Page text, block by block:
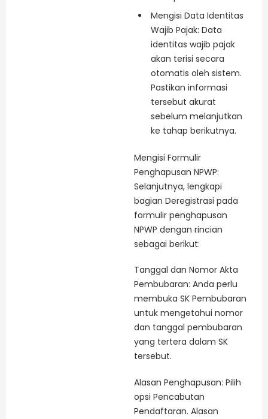
Mengisi Data Identitas
Wajib Pajak: Data
identitas wajib pajak
akan terisi secara
otomatis oleh sistem.
Pastikan informasi
tersebut akurat
sebelum melanjutkan
ke tahap berikutnya.
Mengisi Formulir
Penghapusan NPWP:
Selanjutnya, lengkapi
bagian Deregistrasi pada
formulir penghapusan
NPWP dengan rincian
sebagai berikut:
Tanggal dan Nomor Akta
Pembubaran: Anda perlu
membuka SK Pembubaran
untuk mengetahui nomor
dan tanggal pembubaran
yang tertera dalam SK
tersebut.
Alasan Penghapusan: Pilih
opsi Pencabutan
Pendaftaran. Alasan